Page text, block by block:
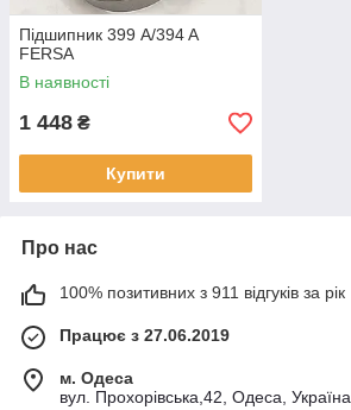
Підшипник 399 A/394 A
FERSA
В наявності
1 448 ₴
Купити
Про нас
100% позитивних з 911 відгуків за рік
Працює з 27.06.2019
м. Одеса
вул. Прохорівська,42, Одеса, Україна